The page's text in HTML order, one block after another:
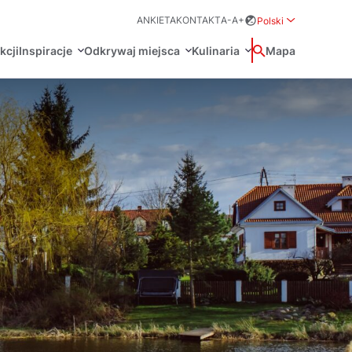
ANKIETAKONTAKTA-A+
Polski
Inspiracje
Certyfikaty POT
Odkrywaj miejsca
Turystyczne
Kulinaria
Restauracje Michelin
Wyszukaj
Mapa
日本語
Svenska